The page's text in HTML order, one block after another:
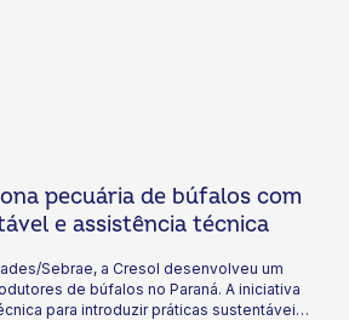
pecuária de búfalos com
e assistência técnica
Sebrae, a Cresol desenvolveu um
de búfalos no Paraná. A iniciativa
para introduzir práticas sustentáveis,